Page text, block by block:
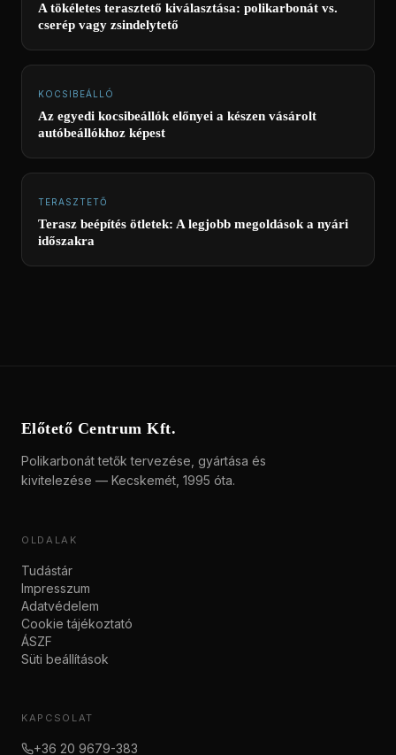
A tökéletes terasztető kiválasztása: polikarbonát vs.
cserép vagy zsindelytető
KOCSIBEÁLLÓ
Az egyedi kocsibeállók előnyei a készen vásárolt
autóbeállókhoz képest
TERASZTETŐ
Terasz beépítés ötletek: A legjobb megoldások a nyári
időszakra
Előtető Centrum Kft.
Polikarbonát tetők tervezése, gyártása és
kivitelezése — Kecskemét, 1995 óta.
OLDALAK
Tudástár
Impresszum
Adatvédelem
Cookie tájékoztató
ÁSZF
Süti beállítások
KAPCSOLAT
+36 20 9679-383